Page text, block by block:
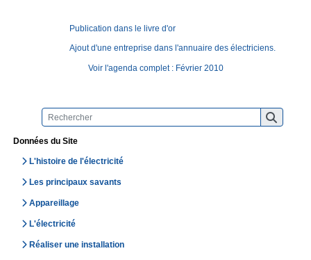
Données du Site
L'histoire de l'électricité
Les principaux savants
Appareillage
L'électricité
Réaliser une installation
Publication dans le livre d'or
Ajout d'une entreprise dans l'annuaire des électriciens.
Voir l'agenda complet : Février 2010